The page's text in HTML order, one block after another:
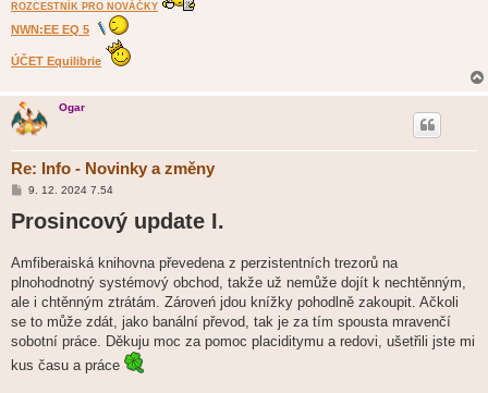
ROZCESTNÍK PRO NOVÁČKY
NWN:EE EQ 5
ÚČET Equilibrie
Ogar
Re: Info - Novinky a změny
P
í
s
v
e
9. 12. 2024 7.54
Prosincový update I.
Amfiberaiská knihovna převedena z perzistentních trezorů na
plnohodnotný systémový obchod, takže už nemůže dojít k nechtěnným,
ale i chtěnným ztrátám. Zároveń jdou knížky pohodlně zakoupit. Ačkoli
se to může zdát, jako banální převod, tak je za tím spousta mravenčí
sobotní práce. Děkuju moc za pomoc placiditymu a redovi, ušetřili jste mi
kus času a práce